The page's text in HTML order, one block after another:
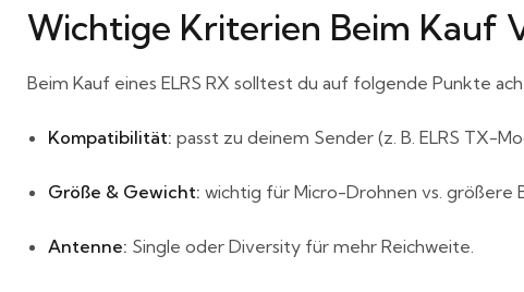
Wichtige Kriterien Beim Kauf
Beim Kauf eines ELRS RX solltest du auf folgende Punkte
Kompatibilität: passt zu deinem Sender (z. B. ELRS TX-
Größe & Gewicht: wichtig für Micro-Drohnen vs. größere
Antenne: Single oder Diversity für mehr Reichweite.